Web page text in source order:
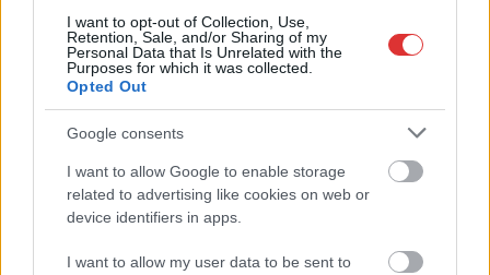
I want to opt-out of Collection, Use,
Retention, Sale, and/or Sharing of my
Personal Data that Is Unrelated with the
Purposes for which it was collected.
Opted Out
Google consents
I want to allow Google to enable storage
related to advertising like cookies on web or
device identifiers in apps.
I want to allow my user data to be sent to
Rövid idő alatt számos vállalkozás jelezte, hogy segítene
azoknak a munkavállalóknak, akik a tószegi kerékpárgyár
bezárása...